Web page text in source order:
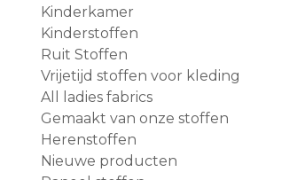
Kinderkamer
Kinderstoffen
Ruit Stoffen
Vrijetijd stoffen voor kleding
All ladies fabrics
Gemaakt van onze stoffen
Herenstoffen
Nieuwe producten